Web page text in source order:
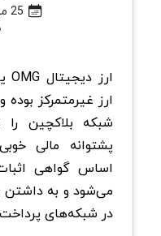
ارز غیرمتمرکز
شبکه بلاکچین را
می‌شود و به
در شبکه‌های